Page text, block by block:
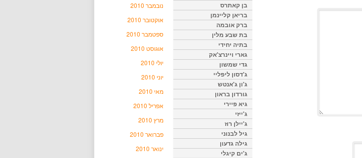
נובמבר 2010
אוקטובר 2010
ספטמבר 2010
אוגוסט 2010
יולי 2010
יוני 2010
מאי 2010
אפריל 2010
מרץ 2010
פברואר 2010
ינואר 2010
בן קאתרס
בריאן קליינמן
ברק אובמה
בת שבע מלין
בתיה יחידי
גארי ויינרצ'אק
גדי שמשון
ג'דסון ליפליי
ג'ון ג'אנטש
גורדון בראון
גיא פיירי
ג'ייזי
ג'יילן רוז
גיל לבנוני
גילה גדעון
ג'ים קיגלי